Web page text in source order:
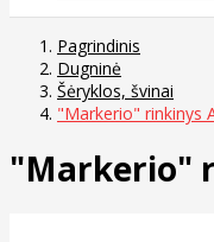
Pagrindinis
Dugninė
Šėryklos, švinai
"Markerio" rinkinys
"Markerio"